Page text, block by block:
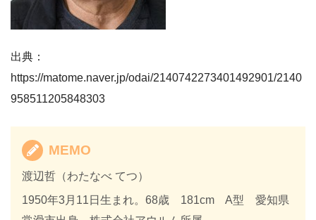
出典：
https://matome.naver.jp/odai/2140742273401492901/2140
958511205848303
MEMO
渡辺哲（わたなべ てつ）
1950年3月11日生まれ。68歳 181cm A型 愛知県